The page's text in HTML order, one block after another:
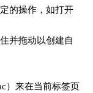
的操作，如打开
并拖动以创建自
）来在当前标签页